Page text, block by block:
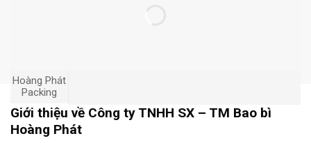
Hoàng Phát
Packing
Giới thiệu về Công ty TNHH SX – TM Bao bì
Hoàng Phát